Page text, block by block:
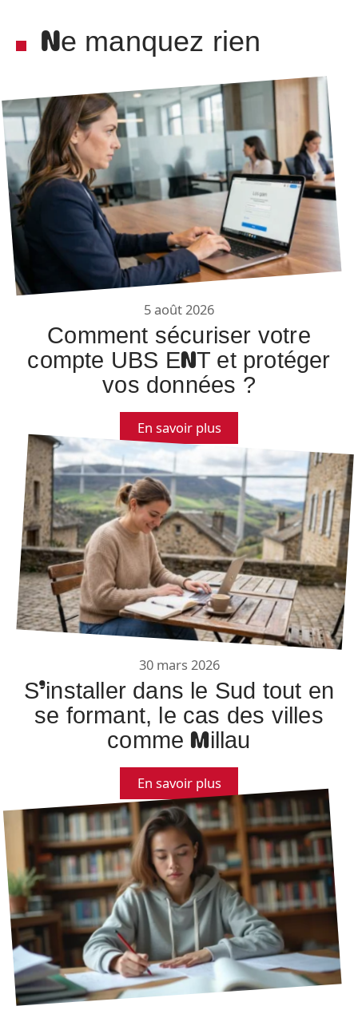
Ne manquez rien
5 août 2026
Comment sécuriser votre
compte UBS ENT et protéger
vos données ?
En savoir plus
30 mars 2026
S’installer dans le Sud tout en
se formant, le cas des villes
comme Millau
En savoir plus